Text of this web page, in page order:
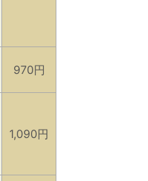
970円
1,090円